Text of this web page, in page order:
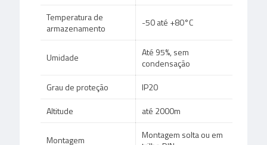
Temperatura de
armazenamento
-50 até +80°C
Umidade
Até 95%, sem
condensação
Grau de proteção
IP20
Altitude
até 2000m
Montagem
Montagem solta ou em